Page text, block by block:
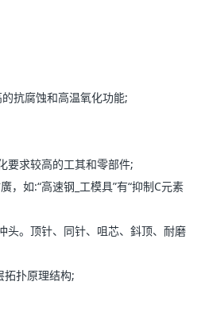
抗腐蚀和高温氧化功能;
要求较高的工其和零部件;
，如:“高速钢_工模具”有“抑制C元素
头。顶针、同针、咀芯、鈄顶、耐磨
拓扑原理结构;